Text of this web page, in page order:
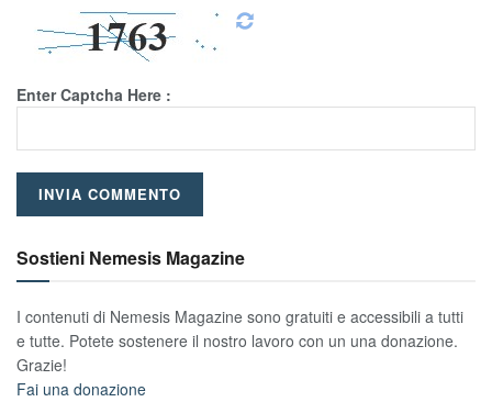
Enter Captcha Here :
Sostieni Nemesis Magazine
I contenuti di Nemesis Magazine sono gratuiti e accessibili a tutti
e tutte. Potete sostenere il nostro lavoro con un una donazione.
Grazie!
Fai una donazione